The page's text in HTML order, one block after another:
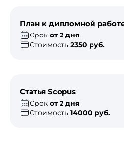
План к дипломной
Срок от 2 дня
Стоимость 2350 руб.
Статья Scopus
Срок от 2 дня
Стоимость 14000 руб.